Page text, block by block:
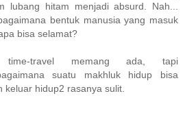
lubang hitam menjadi absurd. Nah...
bentuk manusia yang masuk
bisa selamat?
time-travel memang ada, tapi
suatu makhluk hidup bisa
keluar hidup2 rasanya sulit.